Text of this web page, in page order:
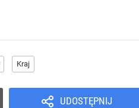
Kraj
UDOSTĘPNIJ